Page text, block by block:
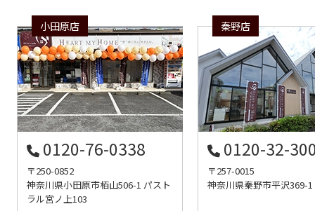
小田原店
0120-76-0338
〒250-0852
神奈川県小田原市栢山506-1 パスト
ラル宮ノ上103
秦野店
0120-32-
〒257-0015
神奈川県秦野市平沢369-1